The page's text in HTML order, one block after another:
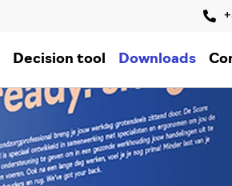
Decision tool Downloads